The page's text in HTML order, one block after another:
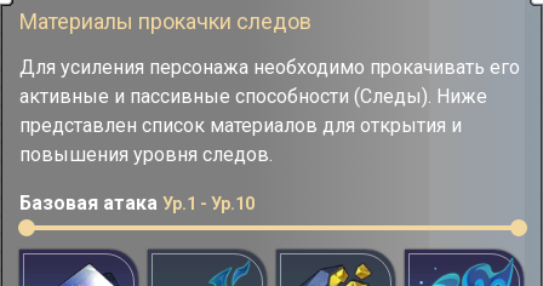
Материалы прокачки следов
Для усиления персонажа необходимо прокачивать его
активные и пассивные способности (Следы). Ниже
представлен список материалов для открытия и
повышения уровня следов.
Базовая атака Ур.1 - Ур.10